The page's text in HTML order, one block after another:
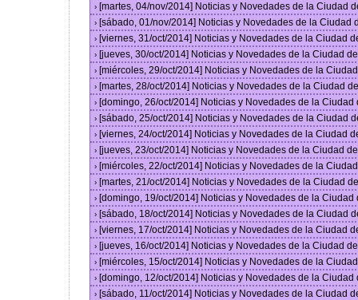
› [martes, 04/nov/2014] Noticias y Novedades de la Ciudad
› [sábado, 01/nov/2014] Noticias y Novedades de la Ciudad
› [viernes, 31/oct/2014] Noticias y Novedades de la Ciudad
› [jueves, 30/oct/2014] Noticias y Novedades de la Ciudad
› [miércoles, 29/oct/2014] Noticias y Novedades de la
› [martes, 28/oct/2014] Noticias y Novedades de la Ciudad
› [domingo, 26/oct/2014] Noticias y Novedades de la
› [sábado, 25/oct/2014] Noticias y Novedades de la Ciudad
› [viernes, 24/oct/2014] Noticias y Novedades de la Ciudad
› [jueves, 23/oct/2014] Noticias y Novedades de la Ciudad
› [miércoles, 22/oct/2014] Noticias y Novedades de la
› [martes, 21/oct/2014] Noticias y Novedades de la Ciudad
› [domingo, 19/oct/2014] Noticias y Novedades de la
› [sábado, 18/oct/2014] Noticias y Novedades de la Ciudad
› [viernes, 17/oct/2014] Noticias y Novedades de la Ciudad
› [jueves, 16/oct/2014] Noticias y Novedades de la Ciudad
› [miércoles, 15/oct/2014] Noticias y Novedades de la
› [domingo, 12/oct/2014] Noticias y Novedades de la
› [sábado, 11/oct/2014] Noticias y Novedades de la Ciudad